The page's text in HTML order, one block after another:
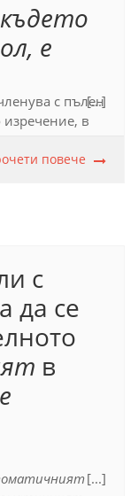
е
с пълен
изречение, в
с
място в
[...]
повече
с
да се
в
[...]